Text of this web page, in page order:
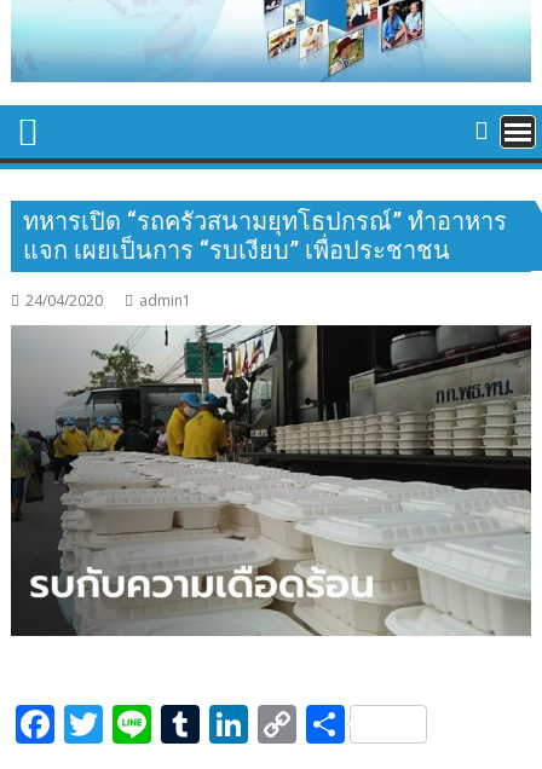
ทหารเปิด “รถครัวสนามยุทโธปกรณ์” ทำอาหาร
แจก เผยเป็นการ “รบเงียบ” เพื่อประชาชน
24/04/2020 admin1
F T Li T Li C S